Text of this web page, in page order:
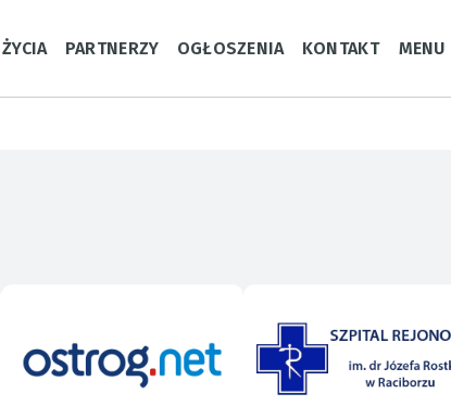
PARTNERZY OGŁOSZENIA KONTAKT MENU